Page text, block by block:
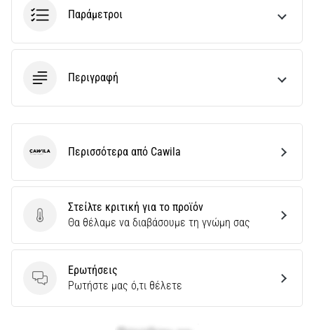
Παράμετροι
Περιγραφή
Στείλτε κριτική για το προϊόν
Στείλτε κριτική για το προϊόν
Θα θέλαμε να διαβάσουμε τη γνώμη σας
Ερωτήσεις
Ερωτήσεις
Ρωτήστε μας ό,τι θέλετε
Cawila Περισσότερα από Cawila